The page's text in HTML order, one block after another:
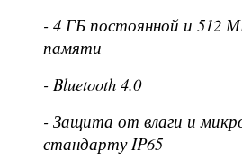
- 4 ГБ постоянной и 512
памяти
- Bluetooth 4.0
- Защита от влаги и
стандарту IP65